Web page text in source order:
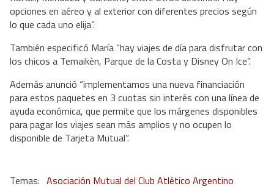
opciones en aéreo y al exterior con diferentes precios según
lo que cada uno elija”.
También especificó María “hay viajes de día para disfrutar con
los chicos a Temaikèn, Parque de la Costa y Disney On Ice”.
Además anunció “implementamos una nueva financiación
para estos paquetes en 3 cuotas sin interés con una línea de
ayuda económica, que permite que los márgenes disponibles
para pagar los viajes sean más amplios y no ocupen lo
disponible de Tarjeta Mutual”.
Asociación Mutual del Club Atlético Argentino